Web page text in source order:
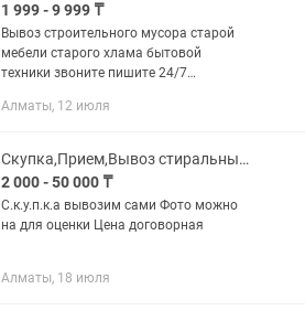
1 999 - 9 999 ₸
Вывоз строительного мусора старой
мебели старого хлама бытовой
техники звоните пишите 24/7
Алматы, 12 июля
Скупка,Прием,Вывоз стиральных машин город и области
2 000 - 50 000 ₸
С.к.у.п.к.а вывозим сами Фото можно
на для оценки Цена договорная
Алматы, 18 июля